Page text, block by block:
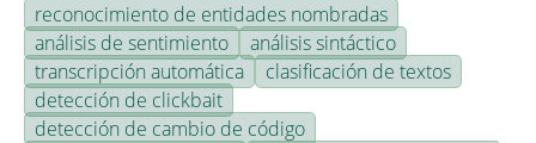
reconocimiento de entidades nombradas
análisis de sentimiento
análisis sintáctico
transcripción automática
clasificación de textos
detección de clickbait
detección de cambio de código